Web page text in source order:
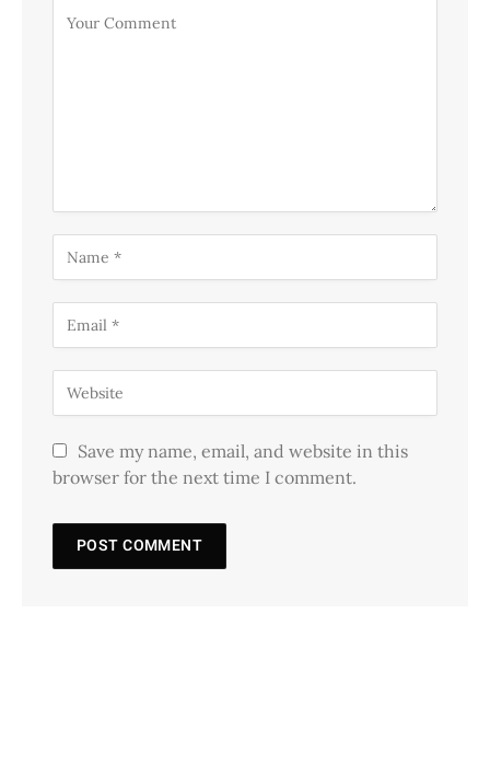
Save my name, email, and website in this
browser for the next time I comment.